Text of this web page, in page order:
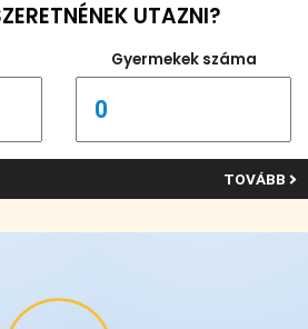
UTAZNI?
Gyermekek száma
TOVÁBB